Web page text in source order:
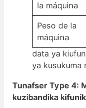
la máquina
Peso de la
máquina
data ya
ya kusukuma
Tunafser Type 4:
kuzibandika